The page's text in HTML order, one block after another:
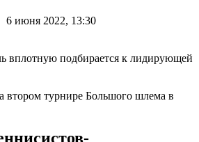
6 июня 2022, 13:30
втором турнире Большого шлема в